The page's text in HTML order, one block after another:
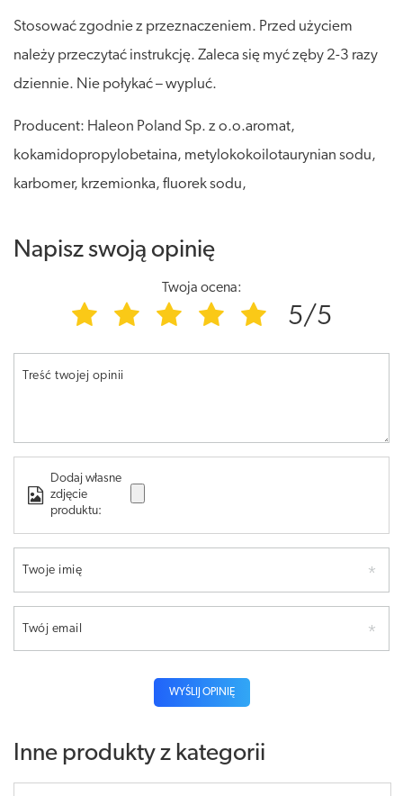
Stosować zgodnie z przeznaczeniem. Przed użyciem
należy przeczytać instrukcję. Zaleca się myć zęby 2-3 razy
dziennie. Nie połykać – wypluć.
Producent: Haleon Poland Sp. z o.o.aromat,
kokamidopropylobetaina, metylokokoilotaurynian sodu,
karbomer, krzemionka, fluorek sodu,
Napisz swoją opinię
Twoja ocena:
5/5
Treść twojej opinii
Dodaj własne
zdjęcie
produktu:
Twoje imię
Twój email
WYŚLIJ OPINIĘ
Inne produkty z kategorii